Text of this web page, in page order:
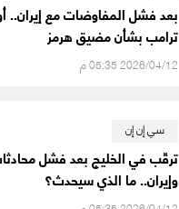
بعد فشل المفاوضات مع إيران..
ترامب بشأن مضيق هرمز
2026/04/12 05:35 م
سي إن إن
ترقّب في الخليج بعد فشل
وإيران.. ما الذي سيحدث؟